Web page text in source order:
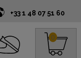
+33 1 48 07 51 60
0